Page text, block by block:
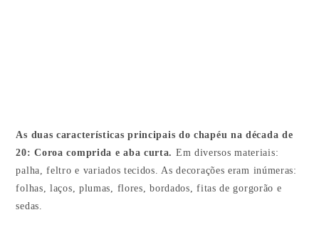
As duas características principais do chapéu na década de
20: Coroa comprida e aba curta. Em diversos materiais:
palha, feltro e variados tecidos. As decorações eram inúmeras:
folhas, laços, plumas, flores, bordados, fitas de gorgorão e
sedas.